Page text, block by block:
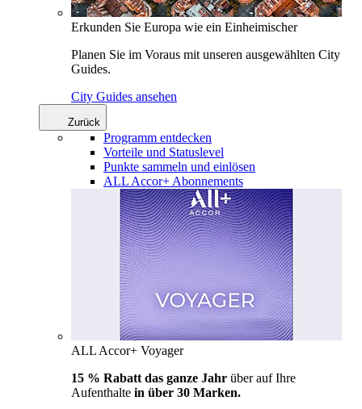
Erkunden Sie Europa wie ein Einheimischer
Planen Sie im Voraus mit unseren ausgewählten City
Guides.
City Guides ansehen
Zurück
Programm entdecken
Vorteile und Statuslevel
Punkte sammeln und einlösen
ALL Accor+ Abonnements
ALL Accor+ Voyager
15 % Rabatt das ganze Jahr über auf Ihre
Aufenthalte in über 30 Marken.